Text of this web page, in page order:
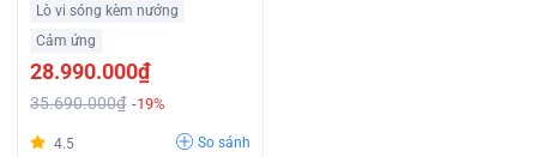
Giá Siêu Ưu Đãi
Lò vi sóng kèm nướng
Cảm ứng
28.990.000₫
35.690.000₫ -19%
4.5 So sánh